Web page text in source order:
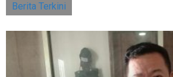
Berita Terkini